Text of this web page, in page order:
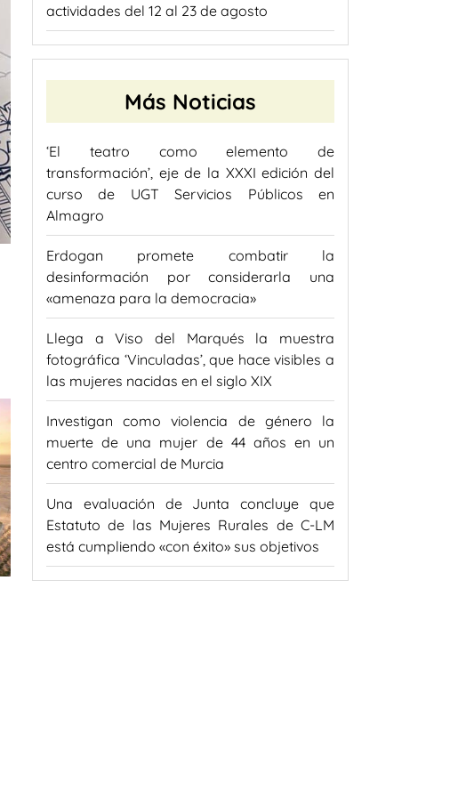
actividades del 12 al 23 de agosto
Más Noticias
‘El teatro como elemento de
transformación’, eje de la XXXI edición del
curso de UGT Servicios Públicos en
Almagro
Erdogan promete combatir la
desinformación por considerarla una
«amenaza para la democracia»
Llega a Viso del Marqués la muestra
fotográfica ‘Vinculadas’, que hace visibles a
las mujeres nacidas en el siglo XIX
Investigan como violencia de género la
muerte de una mujer de 44 años en un
centro comercial de Murcia
Una evaluación de Junta concluye que
Estatuto de las Mujeres Rurales de C-LM
está cumpliendo «con éxito» sus objetivos